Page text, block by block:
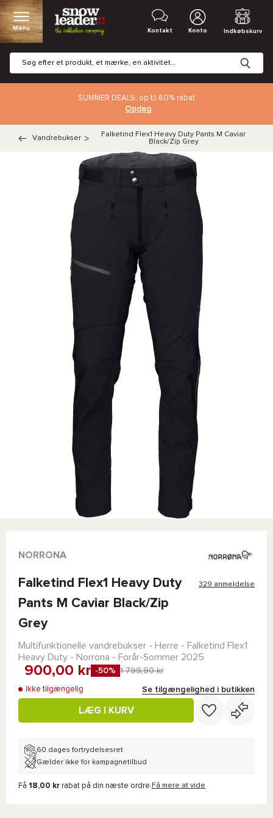
Menu Kontakt Konto Indkøbskurv
SUMMER DEALS: op til 60% rabat
Opdag
Vandrebukser >
Falketind Flex1 Heavy Duty Pants M Caviar
Black/Zip Grey
NORRONA
Falketind Flex1 Heavy Duty
Pants M Caviar Black/Zip
Grey
329 anmeldelse
Multifunktionelle vandrebukser - Herre - Falketind Flex1
Heavy Duty - Norrona - Forår-Sommer 2025
900,00 kr -50% 1 799,90 kr
Ikke tilgængelig Se tilgængelighed i butikken
LÆG I KURV
60 dages fortrydelsesret
Gælder ikke for kampagnetilbud
Få 18,00 kr rabat på din næste ordre. Få mere at vide